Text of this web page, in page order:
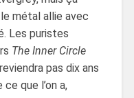
métal allie avec
Les puristes
The Inner Circle
pas dix ans
que l’on a,